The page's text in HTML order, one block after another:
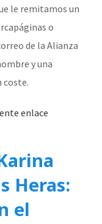
le remitamos un
o
de la Alianza
y una
coste.
enlace
Heras:
el